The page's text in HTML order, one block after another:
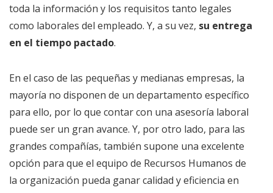
toda la información y los requisitos tanto legales
como laborales del empleado. Y, a su vez, su entrega
en el tiempo pactado.
En el caso de las pequeñas y medianas empresas, la
mayoría no disponen de un departamento específico
para ello, por lo que contar con una asesoría laboral
puede ser un gran avance. Y, por otro lado, para las
grandes compañías, también supone una excelente
opción para que el equipo de Recursos Humanos de
la organización pueda ganar calidad y eficiencia en